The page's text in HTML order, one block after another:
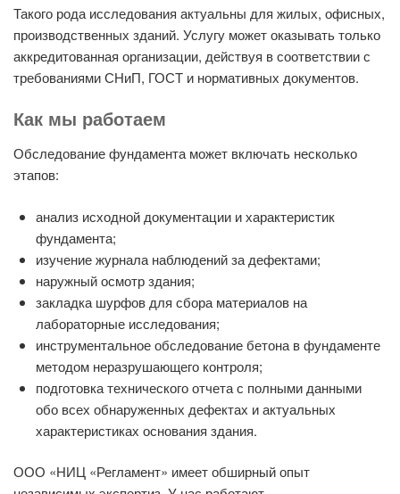
Такого рода исследования актуальны для жилых, офисных,
производственных зданий. Услугу может оказывать только
аккредитованная организации, действуя в соответствии с
требованиями СНиП, ГОСТ и нормативных документов.
Как мы работаем
Обследование фундамента может включать несколько
этапов:
анализ исходной документации и характеристик
фундамента;
изучение журнала наблюдений за дефектами;
наружный осмотр здания;
закладка шурфов для сбора материалов на
лабораторные исследования;
инструментальное обследование бетона в фундаменте
методом неразрушающего контроля;
подготовка технического отчета с полными данными
обо всех обнаруженных дефектах и актуальных
характеристиках основания здания.
ООО «НИЦ «Регламент» имеет обширный опыт